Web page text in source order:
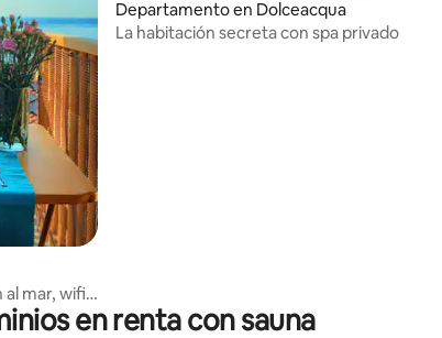
mar, wifi y
Departamento en Dolceacqua
La habitación secreta con spa privado
en renta con sauna